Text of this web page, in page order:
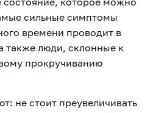
сильные симптомы
времени проводит в
также люди, склонные к
прокручиванию
не стоит преувеличивать